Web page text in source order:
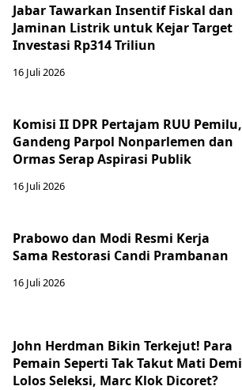
Jabar Tawarkan Insentif Fiskal dan
Jaminan Listrik untuk Kejar Target
Investasi Rp314 Triliun
16 Juli 2026
Komisi II DPR Pertajam RUU Pemilu,
Gandeng Parpol Nonparlemen dan
Ormas Serap Aspirasi Publik
16 Juli 2026
Prabowo dan Modi Resmi Kerja
Sama Restorasi Candi Prambanan
16 Juli 2026
John Herdman Bikin Terkejut! Para
Pemain Seperti Tak Takut Mati Demi
Lolos Seleksi, Marc Klok Dicoret?